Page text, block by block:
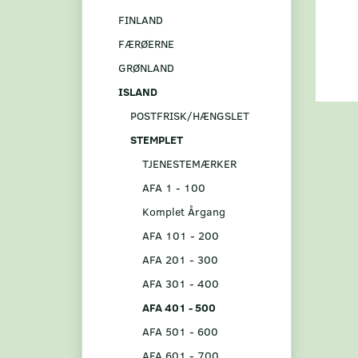
FINLAND
FÆRØERNE
GRØNLAND
ISLAND
POSTFRISK/HÆNGSLET
STEMPLET
TJENESTEMÆRKER
AFA 1 - 100
Komplet Årgang
AFA 101 - 200
AFA 201 - 300
AFA 301 - 400
AFA 401 - 500
AFA 501 - 600